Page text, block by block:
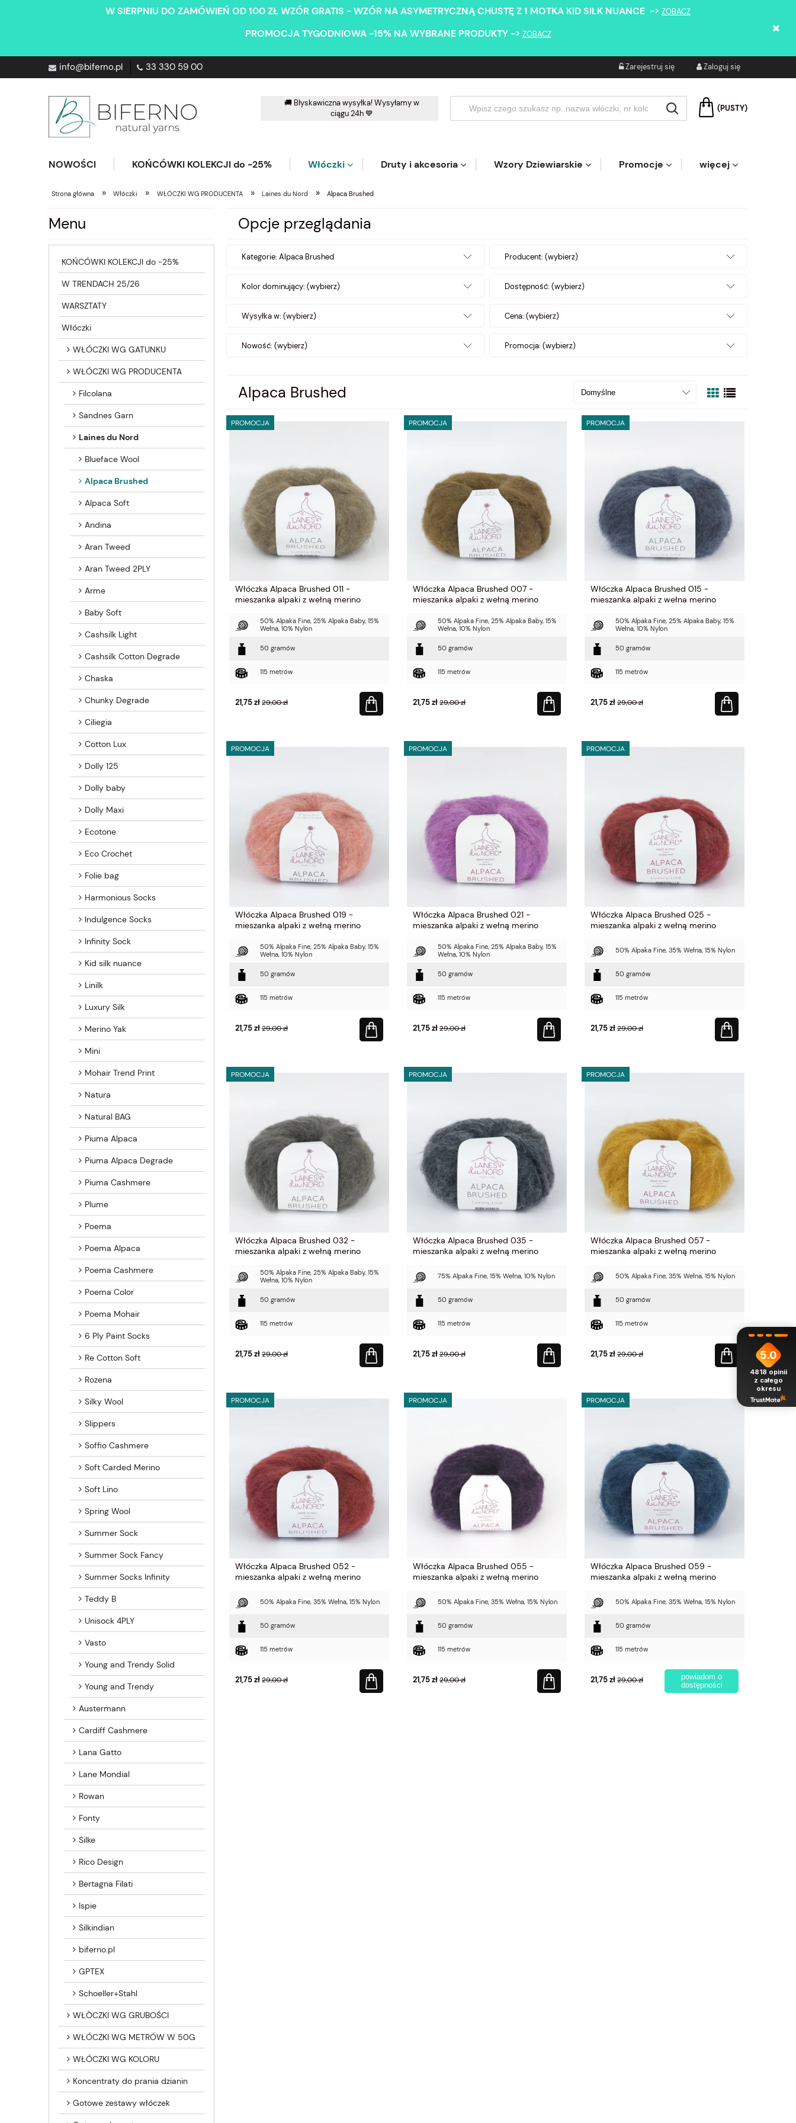
W SIERPNIU DO ZAMÓWIEŃ OD 100 ZŁ WZÓR GRATIS - WZÓR NA ASYMETRYCZNĄ CHUSTĘ Z 1 MOTKA KID SILK NUANCE -> ZOBACZ
PROMOCJA TYGODNIOWA -15% NA WYBRANE PRODUKTY -> ZOBACZ
info@biferno.pl 33 330 59 00 Zarejestruj się Zaloguj się
(PUSTY)
🚚 Błyskawiczna wysyłka! Wysyłamy w
ciągu 24h 💙
NOWOŚCI KOŃCÓWKI KOLEKCJI do -25% Włóczki Druty i akcesoria Wzory Dziewiarskie Promocje więcej
Strona główna » Włóczki » WŁÓCZKI WG PRODUCENTA » Laines du Nord » Alpaca Brushed
Menu
KOŃCÓWKI KOLEKCJI do -25%
W TRENDACH 25/26
WARSZTATY
Włóczki
WŁÓCZKI WG GATUNKU
WŁÓCZKI WG PRODUCENTA
Filcolana
Sandnes Garn
Laines du Nord
Blueface Wool
Alpaca Brushed
Alpaca Soft
Andina
Aran Tweed
Aran Tweed 2PLY
Arme
Baby Soft
Cashsilk Light
Cashsilk Cotton Degrade
Chaska
Chunky Degrade
Ciliegia
Cotton Lux
Dolly 125
Dolly baby
Dolly Maxi
Ecotone
Eco Crochet
Folie bag
Harmonious Socks
Indulgence Socks
Infinity Sock
Kid silk nuance
Linilk
Luxury Silk
Merino Yak
Mini
Mohair Trend Print
Natura
Natural BAG
Piuma Alpaca
Piuma Alpaca Degrade
Piuma Cashmere
Plume
Poema
Poema Alpaca
Poema Cashmere
Poema Color
Poema Mohair
6 Ply Paint Socks
Re Cotton Soft
Rozena
Silky Wool
Slippers
Soffio Cashmere
Soft Carded Merino
Soft Lino
Spring Wool
Summer Sock
Summer Sock Fancy
Summer Socks Infinity
Teddy B
Unisock 4PLY
Vasto
Young and Trendy Solid
Young and Trendy
Austermann
Cardiff Cashmere
Lana Gatto
Lane Mondial
Rowan
Fonty
Silke
Rico Design
Bertagna Filati
Ispie
Silkindian
biferno.pl
GPTEX
Schoeller+Stahl
WŁÒCZKI WG GRUBOŚCI
WŁÓCZKI WG METRÓW W 50G
WŁÓCZKI WG KOLORU
Koncentraty do prania dzianin
Gotowe zestawy włóczek
Opcje przeglądania
Kategorie: Alpaca Brushed Producent: (wybierz)
Kolor dominujący: (wybierz) Dostępność: (wybierz)
Wysyłka w: (wybierz) Cena: (wybierz)
Nowość: (wybierz) Promocja: (wybierz)
Alpaca Brushed
Włóczka Alpaca Brushed 011 -
mieszanka alpaki z wełną merino
50% Alpaka Fine, 25% Alpaka Baby, 15%
Wełna, 10% Nylon
50 gramów
115 metrów
21,75 zł29,00 zł
PROMOCJA
Włóczka Alpaca Brushed 007 -
mieszanka alpaki z wełną merino
50% Alpaka Fine, 25% Alpaka Baby, 15%
Wełna, 10% Nylon
50 gramów
115 metrów
21,75 zł29,00 zł
PROMOCJA
Włóczka Alpaca Brushed 015 -
mieszanka alpaki z wełna merino
50% Alpaka Fine, 25% Alpaka Baby, 15%
Wełna, 10% Nylon
50 gramów
115 metrów
21,75 zł29,00 zł
PROMOCJA
Włóczka Alpaca Brushed 019 -
mieszanka alpaki z wełną merino
50% Alpaka Fine, 25% Alpaka Baby, 15%
Wełna, 10% Nylon
50 gramów
115 metrów
21,75 zł29,00 zł
PROMOCJA
Włóczka Alpaca Brushed 021 -
mieszanka alpaki z wełną merino
50% Alpaka Fine, 25% Alpaka Baby, 15%
Wełna, 10% Nylon
50 gramów
115 metrów
21,75 zł29,00 zł
PROMOCJA
Włóczka Alpaca Brushed 025 -
mieszanka alpaki z wełną merino
50% Alpaka Fine, 35% Wełna, 15% Nylon
50 gramów
115 metrów
21,75 zł29,00 zł
PROMOCJA
Włóczka Alpaca Brushed 032 -
mieszanka alpaki z wełną merino
50% Alpaka Fine, 25% Alpaka Baby, 15%
Wełna, 10% Nylon
50 gramów
115 metrów
21,75 zł29,00 zł
PROMOCJA
Włóczka Alpaca Brushed 035 -
mieszanka alpaki z wełną merino
75% Alpaka Fine, 15% Wełna, 10% Nylon
50 gramów
115 metrów
21,75 zł29,00 zł
PROMOCJA
Włóczka Alpaca Brushed 057 -
mieszanka alpaki z wełną merino
50% Alpaka Fine, 35% Wełna, 15% Nylon
50 gramów
115 metrów
21,75 zł29,00 zł
PROMOCJA
Włóczka Alpaca Brushed 052 -
mieszanka alpaki z wełną merino
50% Alpaka Fine, 35% Wełna, 15% Nylon
50 gramów
115 metrów
21,75 zł29,00 zł
PROMOCJA
Włóczka Alpaca Brushed 055 -
mieszanka alpaki z wełną merino
50% Alpaka Fine, 35% Wełna, 15% Nylon
50 gramów
115 metrów
21,75 zł29,00 zł
PROMOCJA
Włóczka Alpaca Brushed 059 -
mieszanka alpaki z wełną merino
50% Alpaka Fine, 35% Wełna, 15% Nylon
50 gramów
115 metrów
21,75 zł29,00 zł
powiadom o
dostępności
PROMOCJA
5.0
4818 opinii
z całego
okresu